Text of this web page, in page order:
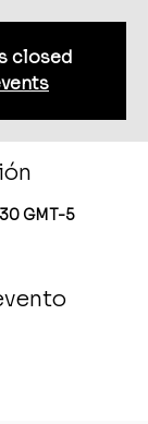
closed
GMT-5